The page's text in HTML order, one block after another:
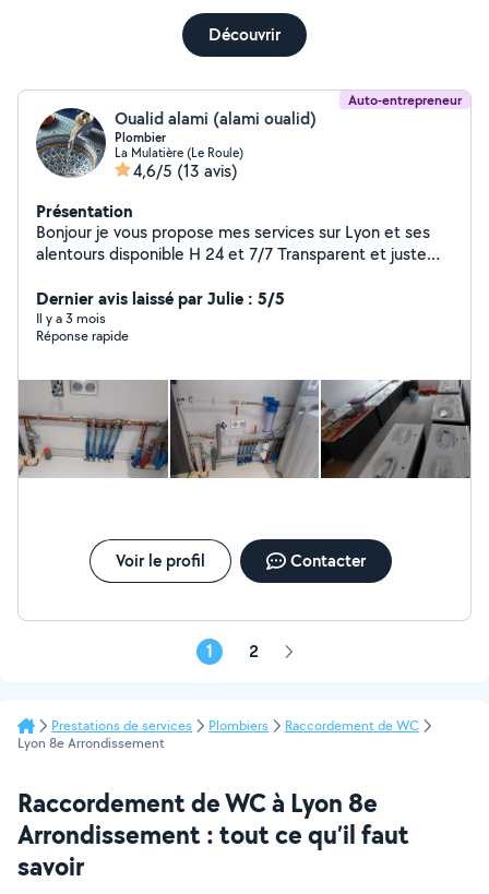
Découvrir
Auto-entrepreneur
Oualid alami (alami oualid)
Plombier
La Mulatière (Le Roule)
4,6/5 (13 avis)
Présentation
Bonjour je vous propose mes services sur Lyon et ses
alentours disponible H 24 et 7/7 Transparent et juste
Dernier avis laissé par Julie : 5/5
Il y a 3 mois
Réponse rapide
Voir le profil Contacter
1 2 Page
Prestations de services Plombiers
Raccordement de WC
Lyon 8e Arrondissement
Raccordement de WC à Lyon 8e
Arrondissement : tout ce qu’il faut
savoir